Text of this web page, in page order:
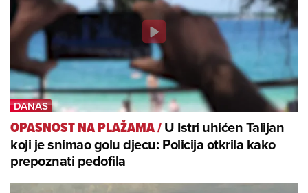
OPASNOST NA PLAŽAMA/U Istri uhićen Talijan
koji je snimao golu djecu: Policija otkrila kako
prepoznati pedofila